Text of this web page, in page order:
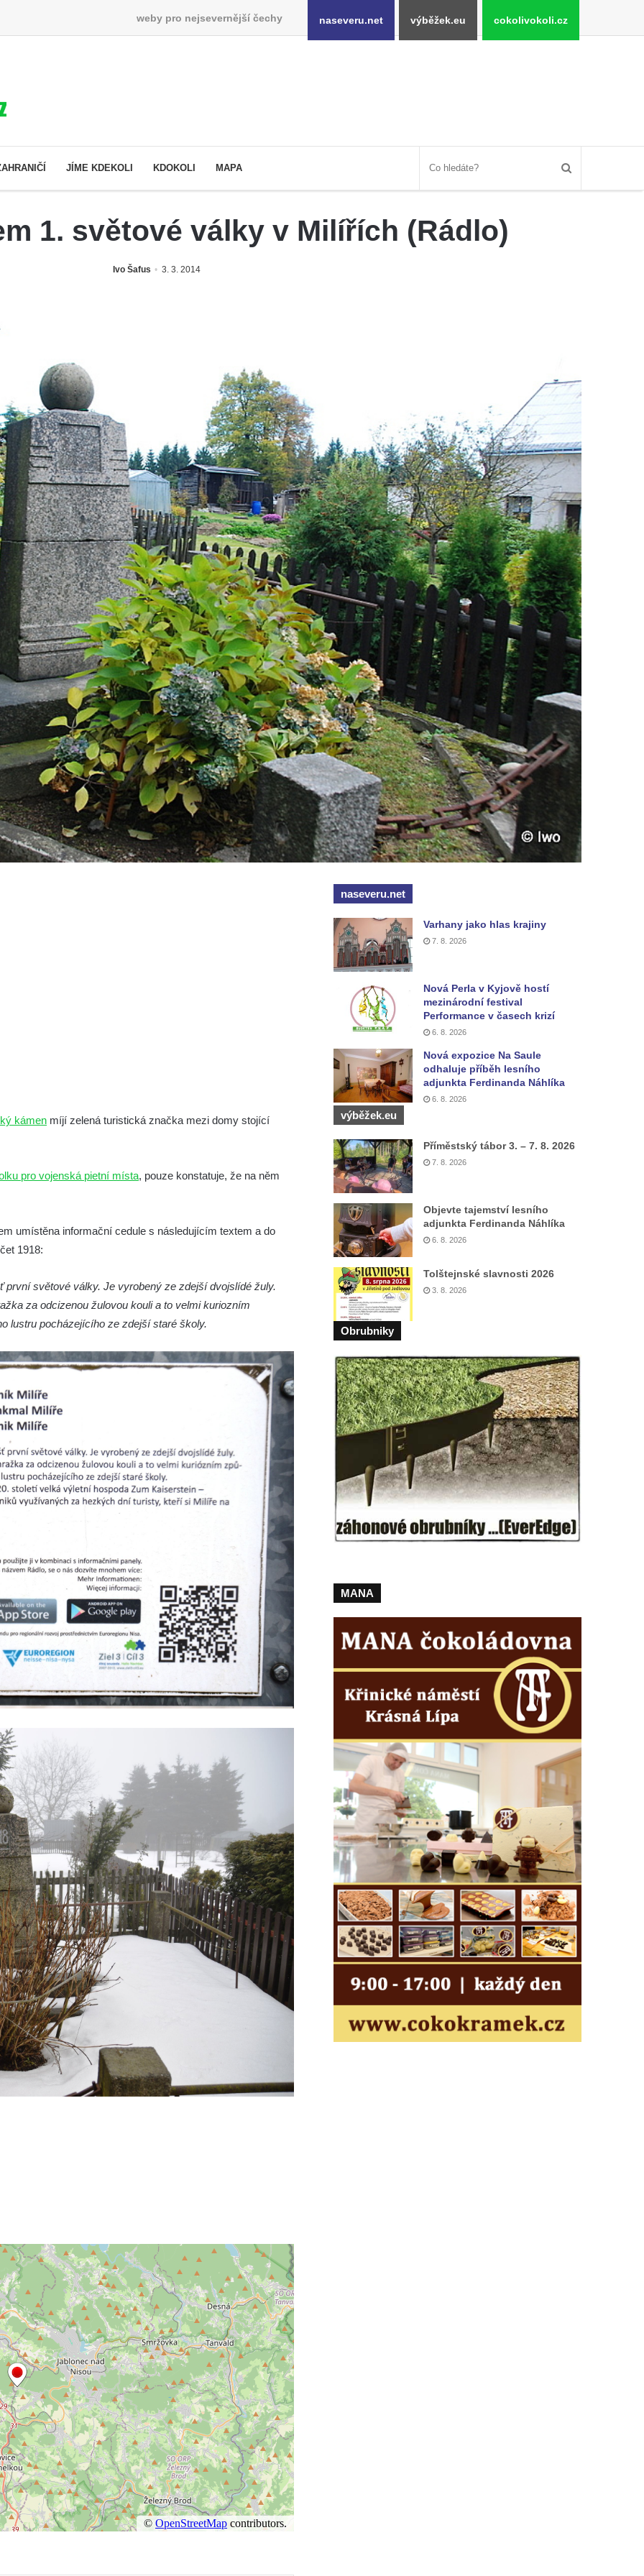
weby pro nejsevernější čechy naseveru.net výběžek.eu cokolivokoli.cz
JÍME KDEKOLI KDOKOLI MAPA
1. světové války v Milířích (Rádlo)
Ivo Šafus 3. 3. 2014
kámen míjí zelená turistická značka mezi domy stojící
pro vojenská pietní místa, pouze konstatuje, že na něm
umístěna informační cedule s následujícím textem a do
1918:
světové války. Je vyrobený ze zdejší dvojslídé žuly.
za odcizenou žulovou kouli a to velmi kuriozním
lustru pocházejícího ze zdejší staré školy.
naseveru.net
Varhany jako hlas krajiny
7. 8. 2026
Nová Perla v Kyjově hostí
mezinárodní festival
Performance v časech krizí
6. 8. 2026
Nová expozice Na Saule
odhaluje příběh lesního
adjunkta Ferdinanda Náhlíka
6. 8. 2026
výběžek.eu
Příměstský tábor 3. – 7. 8. 2026
7. 8. 2026
Objevte tajemství lesního
adjunkta Ferdinanda Náhlíka
6. 8. 2026
Tolštejnské slavnosti 2026
3. 8. 2026
Obrubniky
MANA